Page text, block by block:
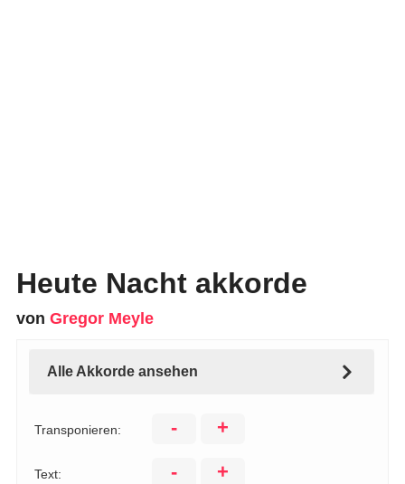
Heute Nacht akkorde
von Gregor Meyle
Alle Akkorde ansehen
Transponieren: - +
Text: - +